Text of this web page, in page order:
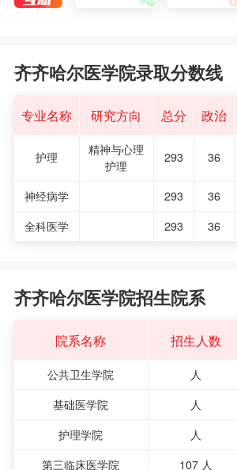
齐齐哈尔医学院录取分数线
专业名称 研究方向 总分 政治
护理
精神与心理
护理
293 36
神经病学 293 36
全科医学
293 36
齐齐哈尔医学院招生院系
院系名称 招生人数
公共卫生学院 人
基础医学院
人
护理学院
人
第三临床医学院
107 人